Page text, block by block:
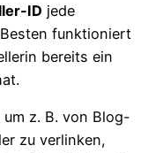
ID jede
funktioniert
bereits ein
um z. B. von Blog-
zu verlinken,